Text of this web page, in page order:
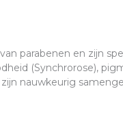
parabenen en zijn
(Synchrorose),
nauwkeurig